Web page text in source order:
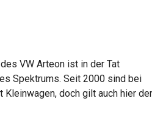
VW Arteon ist in der Tat
Spektrums. Seit 2000 sind bei
doch gilt auch hier